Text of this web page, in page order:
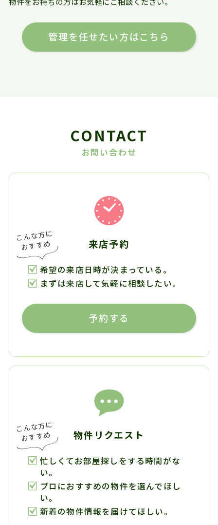
管理を任せたい方はこちら
CONTACT
お問い合わせ
来店予約
希望の来店日時が決まっている。
まずは来店して気軽に相談したい。
予約する
物件リクエスト
忙しくてお部屋探しをする時間がな
い。
プロにおすすめの物件を選んでほし
い。
新着の物件情報を届けてほしい。